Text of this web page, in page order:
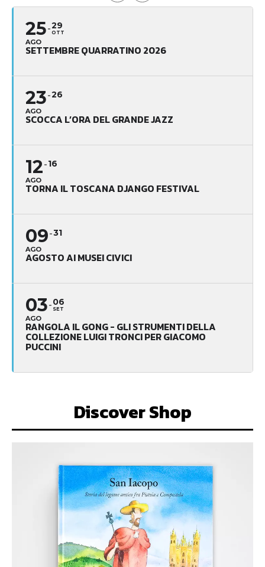
25
AGO
29
OTT
SETTEMBRE QUARRATINO 2026
23
AGO
26
SCOCCA L’ORA DEL GRANDE JAZZ
12
AGO
16
TORNA IL TOSCANA DJANGO FESTIVAL
09
AGO
31
AGOSTO AI MUSEI CIVICI
03
AGO
06
SET
RANGOLA IL GONG - GLI STRUMENTI DELLA
COLLEZIONE LUIGI TRONCI PER GIACOMO
PUCCINI
Discover Shop